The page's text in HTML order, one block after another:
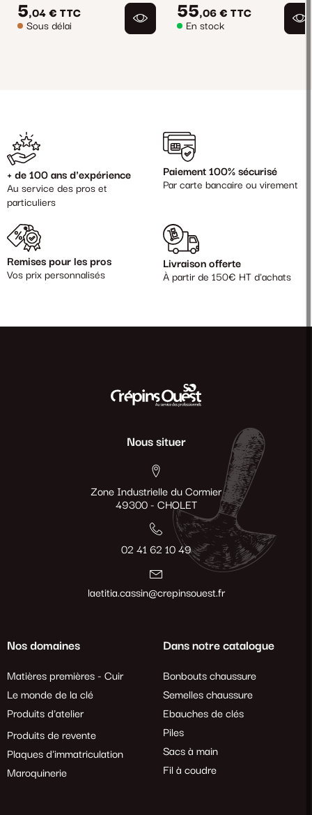
5,04 € TTC
Sous délai
55,06 € TTC
En stock
+ de 100 ans d'expérience
Au service des pros et
particuliers
Paiement 100% sécurisé
Par carte bancaire ou virement
Remises pour les pros
Vos prix personnalisés
Livraison offerte
À partir de 150€ HT d'achats
Nous situer
Zone Industrielle du Cormier
49300 - CHOLET
02 41 62 10 49
laetitia.cassin@crepinsouest.fr
Nos domaines
Matières premières - Cuir
Le monde de la clé
Produits d'atelier
Produits de revente
Plaques d'immatriculation
Maroquinerie
Dans notre catalogue
Bonbouts chaussure
Semelles chaussure
Ebauches de clés
Piles
Sacs à main
Fil à coudre